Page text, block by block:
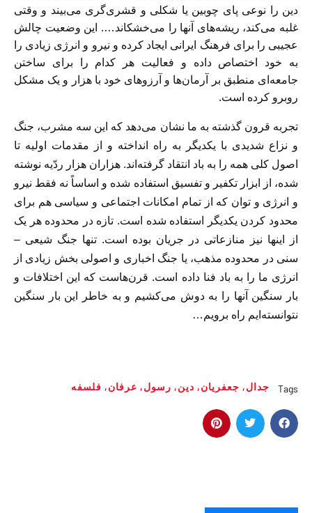
دین را نوعی پای چوبین یا شکلی و قشری‌گری می‌بیند و وقتی
غلبه می‌کند، ریشه‌های آنها را می‌خشکاند…. این وضعیت چالش
عجیبی را برای فرهنگ ایرانی ایجاد کرده و نیرو و انرژی زیادی را
به خود اختصاص داده و فعالیت هر کدام را برای ساختن
جامعه‌ای منطبق بر آرمان‌ها و آرزوهای خود با هزار و یک مشکل
روبرو کرده است.
تجربه قرون گذشته به ما نشان می‌دهد که این سه مشرب، جنگ
و نزاع شدیدی با یکدیگر به راه انداخته و از مقدمات اولیه تا
اصول کلی همه را به باد انتقاد گرفته‌اند. هزاران هزار ردّیه نوشته
شده، از ابزار تکفیر و تفسیق استفاده شده و اساساً نه فقط نیرو
و انرژی و توان که از تمام امکانات اجتماعی و سیاسی هم برای
محدود کردن یکدیگر استفاده شده است. تازه در محدوده هر یک
از اینها نیز منازعاتی در جریان بوده است. تنها جنگ شیعی –
سنی در محدوده مذهب، یا جنگ اخباری و اصولی بخش زیادی از
انرژی ما را به باد فنا داده است. قرن‌هاست که این اختلافات و
بار سنگین آنها را به دوش می‌کشیم و به خاطر این بار سنگین
نتوانسته‌ایم راه برویم…
Tags جدال, جعفریان, دین, رسول, عرفان, فلسفه